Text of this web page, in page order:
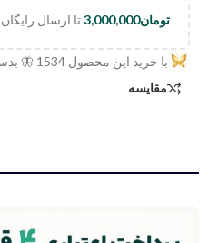
تومان3,000,000تا ارسال
با خرید این محصول 1534
🦋
مقایسه